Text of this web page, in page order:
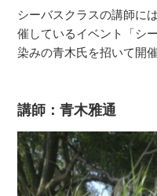
シーバスクラスの講師に
催しているイベント「シ
染みの青木氏を招いて開催
講師：青木雅通